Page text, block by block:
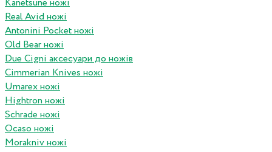
Kanetsune ножі
Real Avid ножі
Antonini Pocket ножі
Old Bear ножі
Due Cigni аксесуари до ножів
Cimmerian Knives ножі
Umarex ножі
Hightron ножі
Schrade ножі
Ocaso ножі
Morakniv ножі